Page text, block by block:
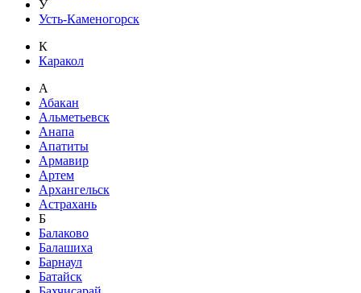
У
Усть-Каменогорск
К
Каракол
А
Абакан
Альметьевск
Анапа
Апатиты
Армавир
Артем
Архангельск
Астрахань
Б
Балаково
Балашиха
Барнаул
Батайск